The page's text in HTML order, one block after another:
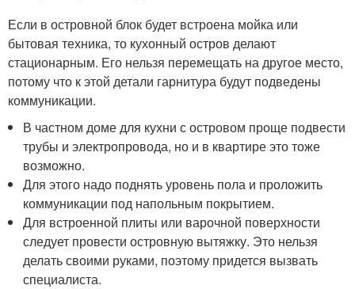
Если в островной блок будет встроена мойка или
бытовая техника, то кухонный остров делают
стационарным. Его нельзя перемещать на другое место,
потому что к этой детали гарнитура будут подведены
коммуникации.
В частном доме для кухни с островом проще подвести
трубы и электропровода, но и в квартире это тоже
возможно.
Для этого надо поднять уровень пола и проложить
коммуникации под напольным покрытием.
Для встроенной плиты или варочной поверхности
следует провести островную вытяжку. Это нельзя
делать своими руками, поэтому придется вызвать
специалиста.